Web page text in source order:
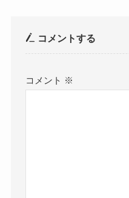
コメントする
コメント ※